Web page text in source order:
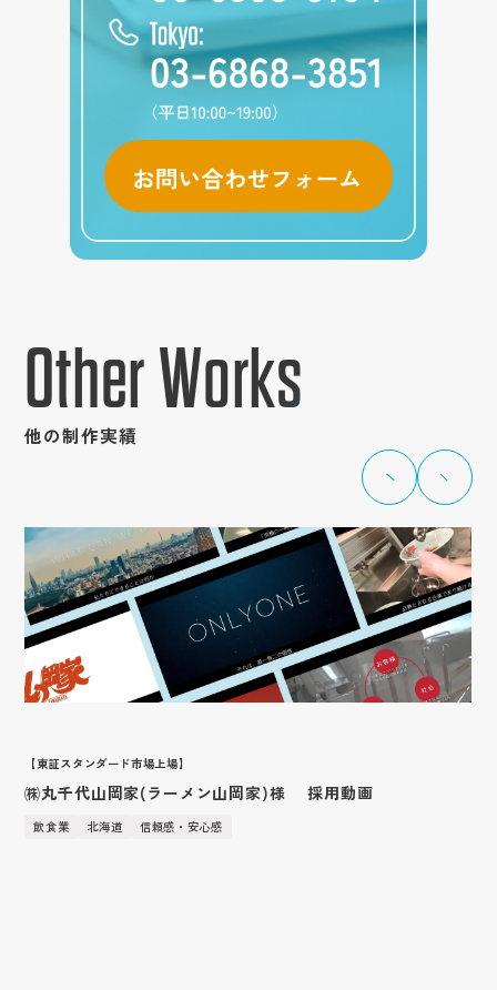
Other Works
他の制作実績
【東証スタンダード市場上場】
㈱丸千代山岡家(ラーメン山岡家)様 採用動画
飲食業 北海道 信頼感・安心感